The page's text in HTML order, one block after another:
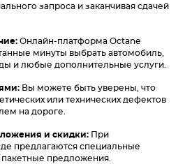
запроса и заканчивая сдачей
Онлайн-платформа Octane
минуты выбрать автомобиль,
и любые дополнительные услуги.
Вы можете быть уверены, что
или технических дефектов
на дороге.
и скидки: При
предлагаются специальные
предложения.